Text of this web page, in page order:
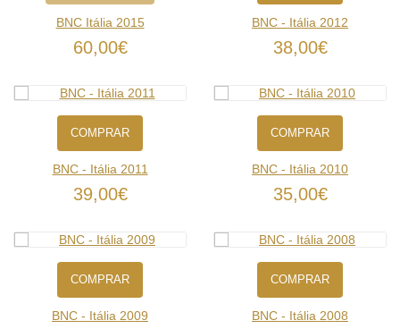
BNC Itália 2015
60,00€
BNC - Itália 2012
38,00€
COMPRAR
BNC - Itália 2011
39,00€
COMPRAR
BNC - Itália 2010
35,00€
COMPRAR
BNC - Itália 2009
COMPRAR
BNC - Itália 2008